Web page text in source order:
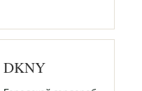
DKNY